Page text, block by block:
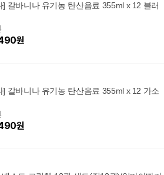
] 갈바니나 유기농 탄산음료 355ml x 12 블러
원
] 갈바니나 유기농 탄산음료 355ml x 12 가소
원